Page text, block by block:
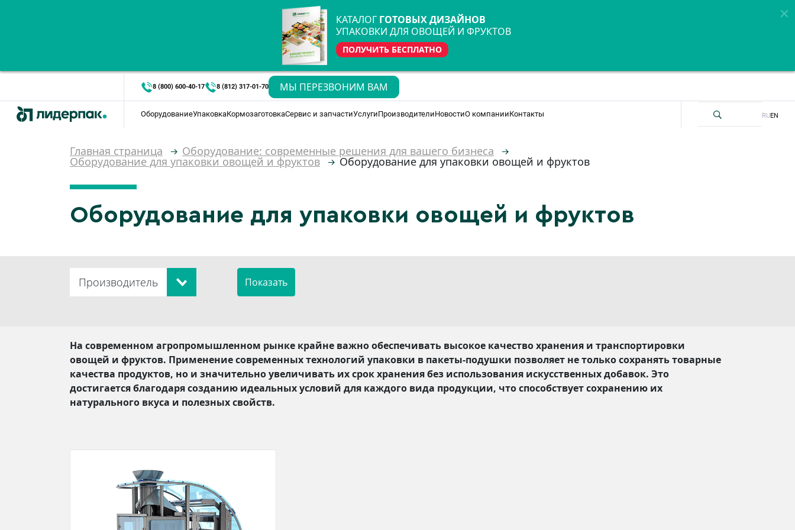
КАТАЛОГ ГОТОВЫХ ДИЗАЙНОВ
УПАКОВКИ ДЛЯ ОВОЩЕЙ И ФРУКТОВ
ПОЛУЧИТЬ БЕСПЛАТНО
8 (800) 600-40-17 8 (812) 317-01-70 МЫ ПЕРЕЗВОНИМ ВАМ
ОборудованиеУпаковкаКормозаготовкаСервис и запчастиУслугиПроизводителиНовостиО компанииКонтакты RUEN
Главная страница Оборудование: современные решения для вашего бизнеса
Оборудование для упаковки овощей и фруктов Оборудование для упаковки овощей и фруктов
Оборудование для упаковки овощей и фруктов
Производитель
На современном агропромышленном рынке крайне важно обеспечивать высокое качество хранения и транспортировки
овощей и фруктов. Применение современных технологий упаковки в пакеты-подушки позволяет не только сохранять товарные
качества продуктов, но и значительно увеличивать их срок хранения без использования искусственных добавок. Это
достигается благодаря созданию идеальных условий для каждого вида продукции, что способствует сохранению их
натурального вкуса и полезных свойств.